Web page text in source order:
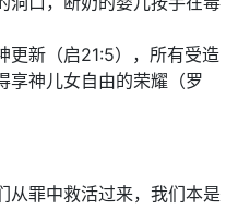
更新（启21:5），所有受造
享神儿女自由的荣耀（罗
从罪中救活过来，我们本是